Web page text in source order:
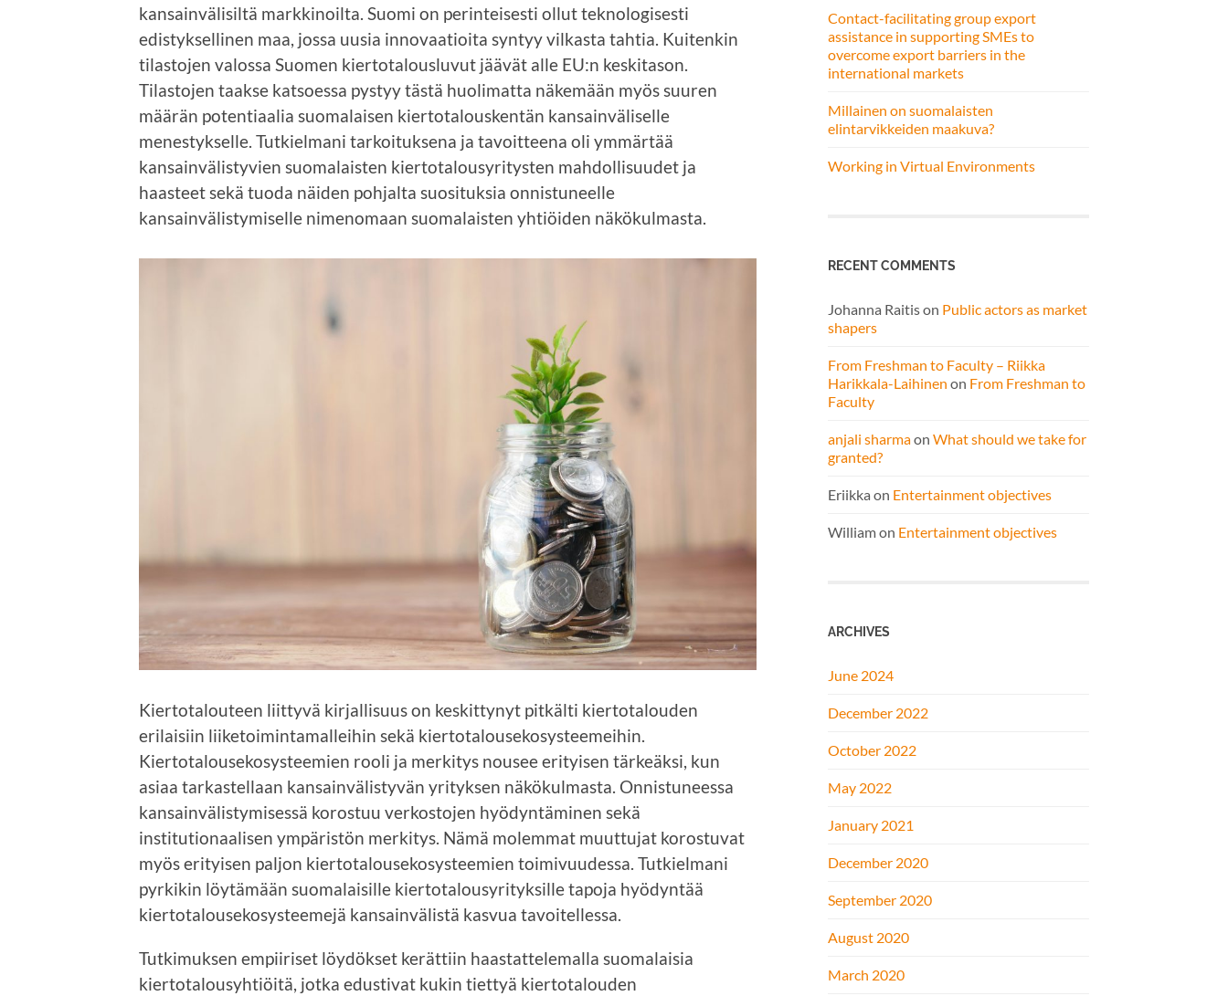
kansainvälisiltä markkinoilta. Suomi on perinteisesti ollut teknologisesti
edistyksellinen maa, jossa uusia innovaatioita syntyy vilkasta tahtia. Kuitenkin
tilastojen valossa Suomen kiertotalousluvut jäävät alle EU:n keskitason.
Tilastojen taakse katsoessa pystyy tästä huolimatta näkemään myös suuren
määrän potentiaalia suomalaisen kiertotalouskentän kansainväliselle
menestykselle. Tutkielmani tarkoituksena ja tavoitteena oli ymmärtää
kansainvälistyvien suomalaisten kiertotalousyritysten mahdollisuudet ja
haasteet sekä tuoda näiden pohjalta suosituksia onnistuneelle
kansainvälistymiselle nimenomaan suomalaisten yhtiöiden näkökulmasta.
Kiertotalouteen liittyvä kirjallisuus on keskittynyt pitkälti kiertotalouden
erilaisiin liiketoimintamalleihin sekä kiertotalousekosysteemeihin.
Kiertotalousekosysteemien rooli ja merkitys nousee erityisen tärkeäksi, kun
asiaa tarkastellaan kansainvälistyvän yrityksen näkökulmasta. Onnistuneessa
kansainvälistymisessä korostuu verkostojen hyödyntäminen sekä
institutionaalisen ympäristön merkitys. Nämä molemmat muuttujat korostuvat
myös erityisen paljon kiertotalousekosysteemien toimivuudessa. Tutkielmani
pyrkikin löytämään suomalaisille kiertotalousyrityksille tapoja hyödyntää
kiertotalousekosysteemejä kansainvälistä kasvua tavoitellessa.
Tutkimuksen empiiriset löydökset kerättiin haastattelemalla suomalaisia
kiertotalousyhtiöitä, jotka edustivat kukin tiettyä kiertotalouden
Contact-facilitating group export
assistance in supporting SMEs to
overcome export barriers in the
international markets
Millainen on suomalaisten
elintarvikkeiden maakuva?
Working in Virtual Environments
RECENT COMMENTS
Johanna Raitison Public actors as market
shapers
From Freshman to Faculty – Riikka
Harikkala-Laihinen on From Freshman to
Faculty
anjali sharmaon What should we take for
granted?
Eriikka on Entertainment objectives
Williamon Entertainment objectives
ARCHIVES
June 2024
December 2022
October 2022
May 2022
January 2021
December 2020
September 2020
August 2020
March 2020